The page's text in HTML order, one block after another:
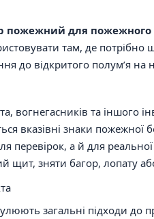
пожежний для
там, де потрібно
до відкритого полум’я на
вогнегасників та іншого
вказівні знаки пожежної
а й для реальної
зняти багор, лопату або
загальні підходи до